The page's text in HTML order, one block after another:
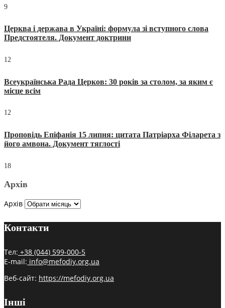
9
Церква і держава в Україні: формула зі вступного слова
Предстоятеля. Документ доктрини
12
Всеукраїнська Рада Церков: 30 років за столом, за яким є
місце всім
12
Проповідь Епіфанія 15 липня: цитата Патріарха Філарета з
його амвона. Документ тяглості
18
Архів
Архів
Контакти
Тел: +38 (044) 599-000-5
E-mail: info@mefodiy.org.ua
Веб-сайт: https://mefodiy.org.ua
Інші